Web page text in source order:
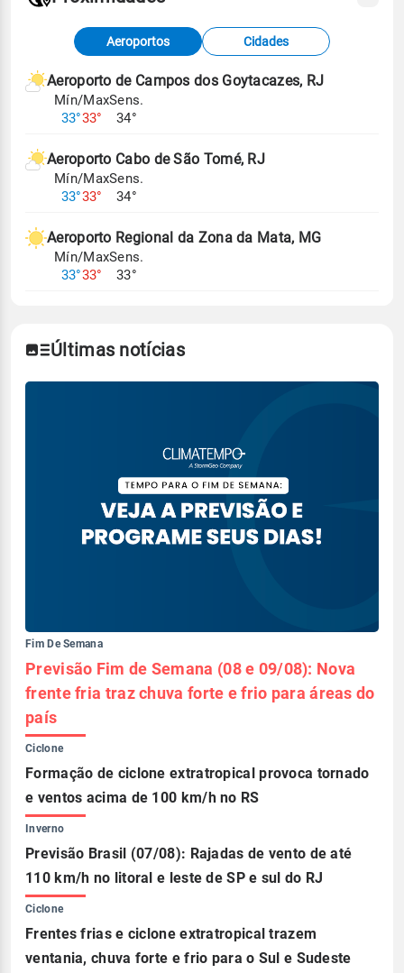
Fonte: dados combinados de estações
meteorológicas e satélite do Centro de Previsão
de Tempo e Estudos Climáticos (CPTEC).
Para obter mais informações sobre os dados
Aeroportos Cidades
Aeroporto de Campos dos Goytacazes, RJ
Mín/Max
33°33°
Sens.
34°
Aeroporto Cabo de São Tomé, RJ
Mín/Max
33°33°
Sens.
34°
Aeroporto Regional da Zona da Mata, MG
Mín/Max
33°33°
Sens.
33°
Últimas notícias
Fim De Semana
Previsão Fim de Semana (08 e 09/08): Nova
frente fria traz chuva forte e frio para áreas do
país
Ciclone
Formação de ciclone extratropical provoca tornado
e ventos acima de 100 km/h no RS
Inverno
Previsão Brasil (07/08): Rajadas de vento de até
110 km/h no litoral e leste de SP e sul do RJ
Ciclone
Frentes frias e ciclone extratropical trazem
ventania, chuva forte e frio para o Sul e Sudeste